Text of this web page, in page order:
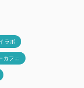
ラボ
カフェ